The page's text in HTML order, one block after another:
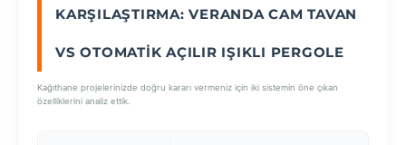
KARŞILAŞTIRMA: VERANDA CAM TAVAN
VS OTOMATIK AÇILIR IŞIKLI PERGOLE
Kağıthane projelerinizde doğru kararı vermeniz için iki sistemin öne çıkan
özelliklerini analiz ettik.